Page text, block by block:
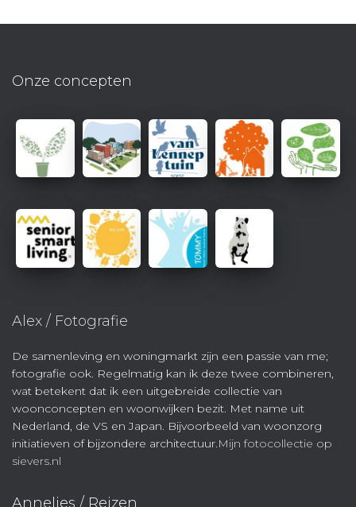
Onze concepten
Alex / Fotografie
De samenleving en woningmarkt zijn een passie van me;
fotografie ook. Regelmatig kan ik deze twee combineren,
wat betekent dat ik een uitgebreide collectie van
woonconcepten en woonwijken bezit. Met name uit
Nederland, de VS en Japan. Bijvoorbeeld van woonzorg
initiatieven of bijzondere architectuur.Mijn fotocollectie op
sievers.nl
Annelies / Reizen